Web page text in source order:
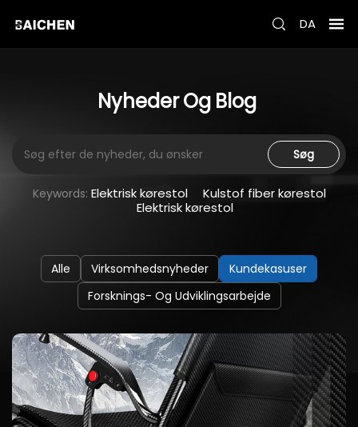
DA
NyhederOg Blog
Søg
Keywords: Elektrisk kørestol
Kulstof fiber kørestol
Elektrisk kørestol
Alle Virksomhedsnyheder
Kundekasuser
Forsknings- Og Udviklingsarbejde